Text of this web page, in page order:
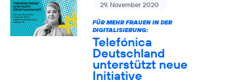
29. November 2020
FÜR MEHR FRAUEN IN DER
DIGITALISIERUNG:
Telefónica
Deutschland
unterstützt neue
Initiative